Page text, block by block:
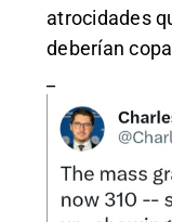
atrocidades
deberían